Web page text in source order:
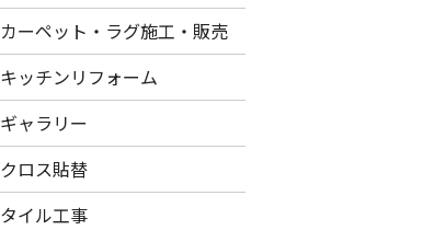
カーペット・ラグ施工・販売
キッチンリフォーム
ギャラリー
クロス貼替
タイル工事